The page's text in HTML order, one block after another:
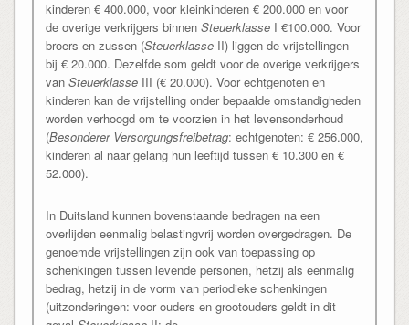
kinderen € 400.000, voor kleinkinderen € 200.000 en voor
de overige verkrijgers binnen SteuerklasseI €100.000. Voor
broers en zussen (SteuerklasseII) liggen de vrijstellingen
bij € 20.000. Dezelfde som geldt voor de overige verkrijgers
van SteuerklasseIII (€ 20.000). Voor echtgenoten en
kinderen kan de vrijstelling onder bepaalde omstandigheden
worden verhoogd om te voorzien in het levensonderhoud
(Besonderer Versorgungsfreibetrag: echtgenoten: € 256.000,
kinderen al naar gelang hun leeftijd tussen € 10.300 en €
52.000).
In Duitsland kunnen bovenstaande bedragen na een
overlijden eenmalig belastingvrij worden overgedragen. De
genoemde vrijstellingen zijn ook van toepassing op
schenkingen tussen levende personen, hetzij als eenmalig
bedrag, hetzij in de vorm van periodieke schenkingen
(uitzonderingen: voor ouders en grootouders geldt in dit